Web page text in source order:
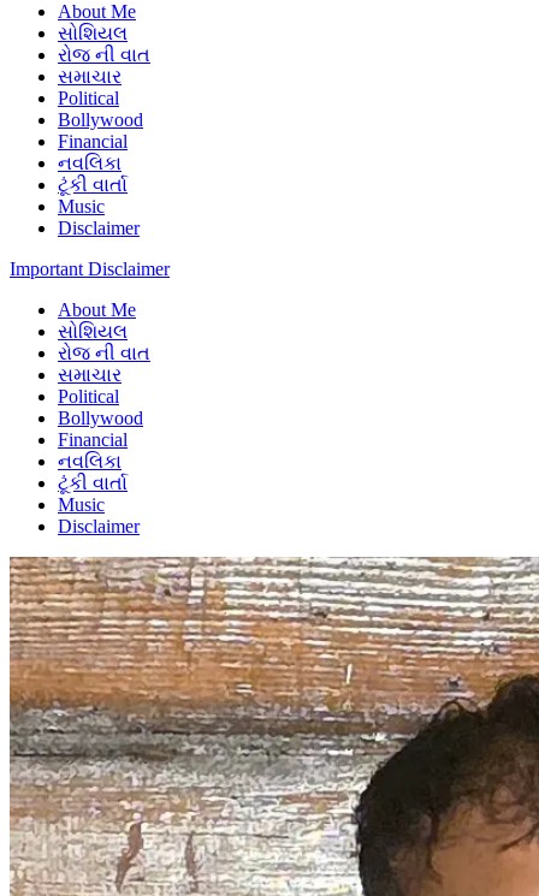
About Me
સોશિયલ
રોજ ની વાત
સમાચાર
Political
Bollywood
Financial
નવલિકા
ટૂંકી વાર્તા
Music
Disclaimer
Important Disclaimer
About Me
સોશિયલ
રોજ ની વાત
સમાચાર
Political
Bollywood
Financial
નવલિકા
ટૂંકી વાર્તા
Music
Disclaimer